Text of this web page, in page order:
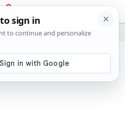
PRIJAVA